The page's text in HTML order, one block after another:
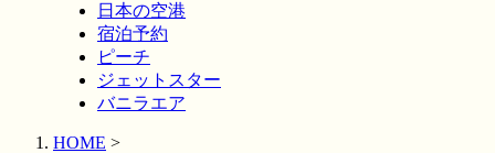
日本の空港
宿泊予約
ピーチ
ジェットスター
バニラエア
HOME >